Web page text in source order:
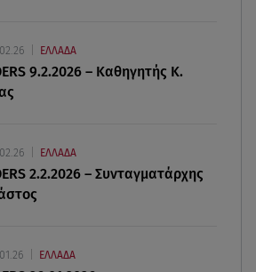
για να απολογηθεί πήρε η
ΕΛΛΑΔΑ
9.2.2026 – Καθηγητής Κ.
ΕΛΛΑΔΑ
2.2.2026 – Συνταγματάρχης
ΕΛΛΑΔΑ